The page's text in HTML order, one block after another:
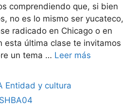
comprendiendo que, si bien
no es lo mismo ser yucateco,
radicado en Chicago o en
esta última clase te invitamos
un tema … Leer más
Entidad y cultura
SHBA04